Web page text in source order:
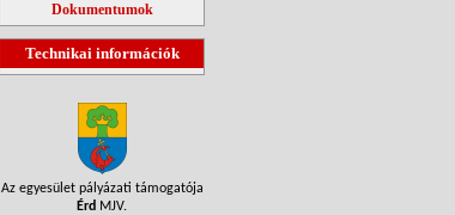
Dokumentumok
Technikai információk
Az egyesület pályázati támogatója
Érd MJV.